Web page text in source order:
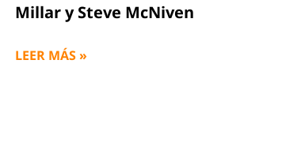
Millar y Steve McNiven
LEER MÁS »